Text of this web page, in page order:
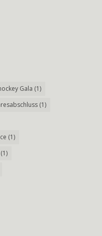
Gala (1)
(1)
(1)
(1)